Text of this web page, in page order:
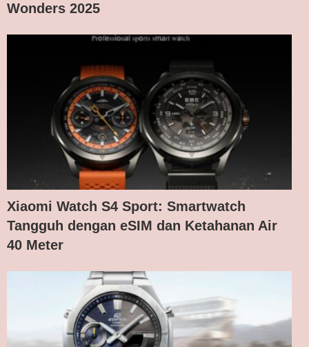
Wonders 2025
Xiaomi Watch S4 Sport: Smartwatch
Tangguh dengan eSIM dan Ketahanan Air
40 Meter